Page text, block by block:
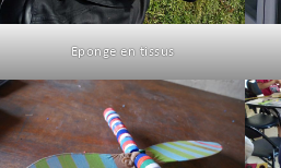
Eponge en tissus